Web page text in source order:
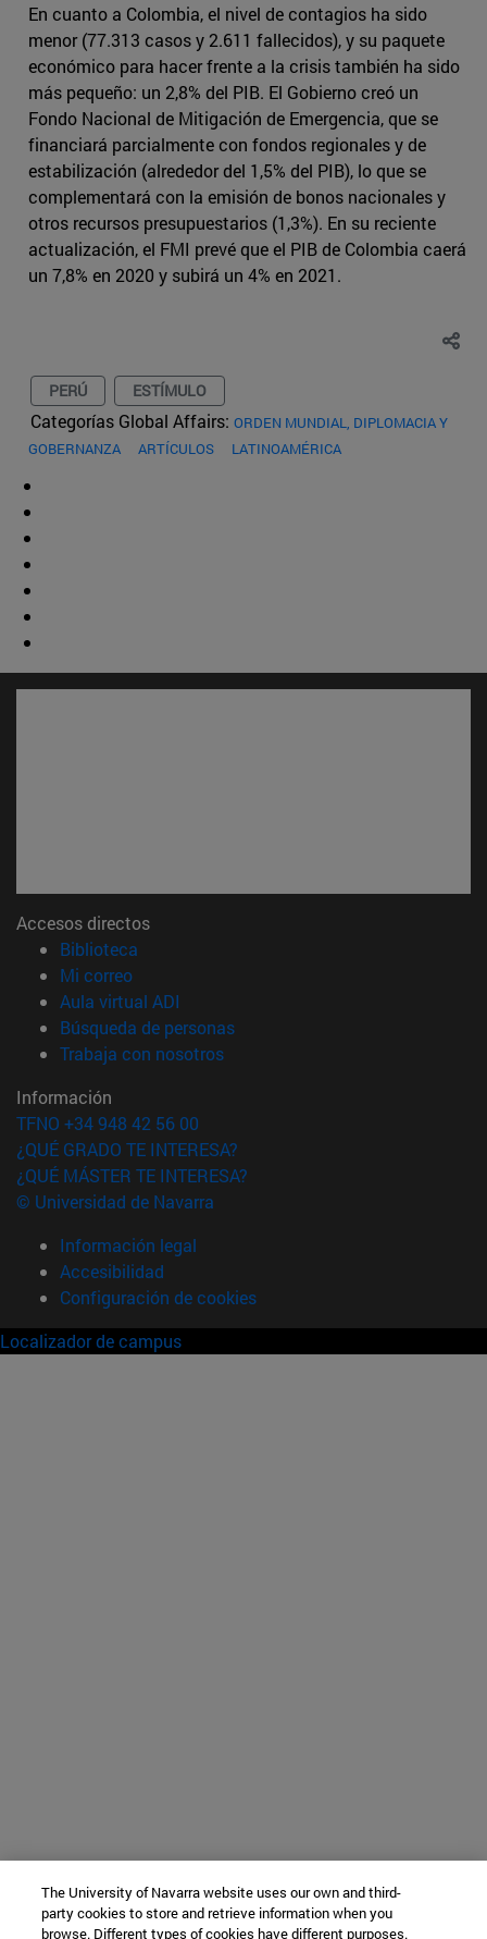
En cuanto a Colombia, el nivel de contagios ha sido
menor (77.313 casos y 2.611 fallecidos), y su paquete
económico para hacer frente a la crisis también ha sido
más pequeño: un 2,8% del PIB. El Gobierno creó un
Fondo Nacional de Mitigación de Emergencia, que se
financiará parcialmente con fondos regionales y de
estabilización (alrededor del 1,5% del PIB), lo que se
complementará con la emisión de bonos nacionales y
otros recursos presupuestarios (1,3%). En su reciente
actualización, el FMI prevé que el PIB de Colombia caerá
un 7,8% en 2020 y subirá un 4% en 2021.
PERÚ ESTÍMULO
Categorías Global Affairs: ORDEN MUNDIAL, DIPLOMACIA Y
GOBERNANZA
ARTÍCULOS LATINOAMÉRICA
Accesos directos
Biblioteca
Mi correo(abre en nueva ventana)
Aula virtual ADI
Búsqueda de personas(abre en nueva ventana)
Trabaja con nosotros(abre en nueva ventana)
Información
TFNO +34 948 42 56 00
¿QUÉ GRADO TE INTERESA?
¿QUÉ MÁSTER TE INTERESA?
© Universidad de Navarra
Información legal
Accesibilidad
Configuración de cookies
Localizador de campus
The University of Navarra website uses our own and third-
party cookies to store and retrieve information when you
browse. Different types of cookies have different purposes.